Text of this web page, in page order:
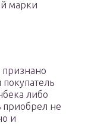
марки
признано
либо
приобрел не
и